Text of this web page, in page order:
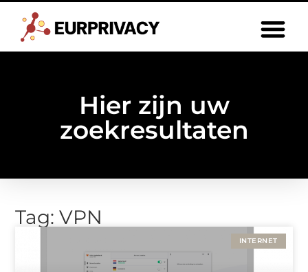
Hier zijn uw
zoekresultaten
Tag: VPN
INTERNET